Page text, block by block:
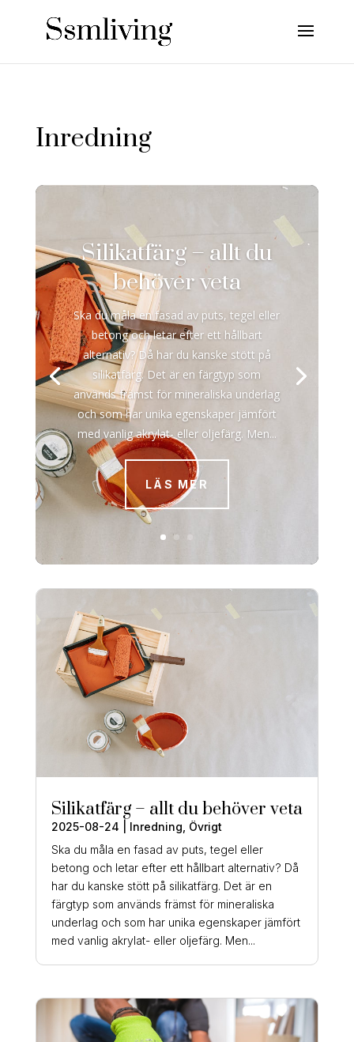
Inredning
Silikatfärg – allt du
behöver veta
Ska du måla en fasad av puts, tegel eller
betong och letar efter ett hållbart
alternativ? Då har du kanske stött på
silikatfärg. Det är en färgtyp som
används främst för mineraliska underlag
och som har unika egenskaper jämfört
med vanlig akrylat- eller oljefärg. Men...
LÄS MER
Silikatfärg – allt du behöver veta
2025-08-24 Inredning Övrigt
Ska du måla en fasad av puts, tegel eller
betong och letar efter ett hållbart alternativ? Då
har du kanske stött på silikatfärg. Det är en
färgtyp som används främst för mineraliska
underlag och som har unika egenskaper jämfört
med vanlig akrylat- eller oljefärg. Men...